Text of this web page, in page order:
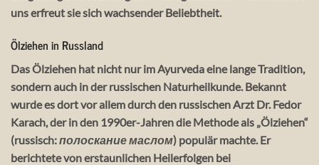
uns erfreut sie sich wachsender Beliebtheit.
Ölziehen in Russland
Das Ölziehen hat nicht nur im Ayurveda eine lange Tradition,
sondern auch in der russischen Naturheilkunde. Bekannt
wurde es dort vor allem durch den russischen Arzt Dr. Fedor
Karach, der in den 1990er-Jahren die Methode als „Ölziehen“
(russisch:полоскание маслом) populär machte. Er
berichtete von erstaunlichen Heilerfolgen bei